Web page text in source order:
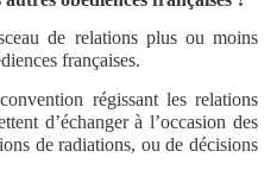
de relations plus ou moins
françaises.
régissant les relations
d’échanger à l’occasion des
de radiations, ou de décisions